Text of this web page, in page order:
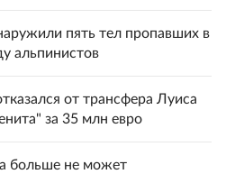
пять тел пропавших в
альпинистов
от трансфера Луиса
за 35 млн евро
больше не может